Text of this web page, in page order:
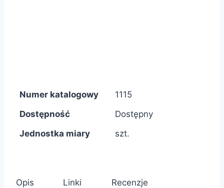
Numer katalogowy
1115
Dostępność
Dostępny
Jednostka miary
szt.
Opis Linki Recenzje